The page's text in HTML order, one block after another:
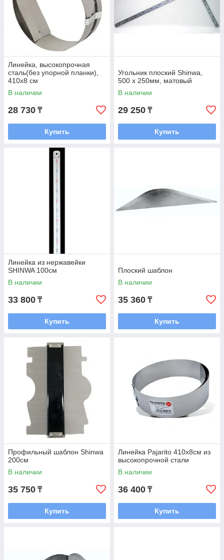
Линейка, высокопрочная
сталь(без упорной планки),
410x8 см
В наличии
28 730 ₸
Купить
Угольник плоский Shinwa,
500 х 250мм, матовый
В наличии
29 250 ₸
Купить
Линейка из нержавейки
SHINWA 100см
В наличии
33 800 ₸
Купить
Плоский шаблон
В наличии
35 360 ₸
Купить
Профильный шаблон Shinwa
200см
В наличии
35 750 ₸
Купить
Линейка Pajarito 410x8см из
высокопрочной стали
В наличии
36 400 ₸
Купить